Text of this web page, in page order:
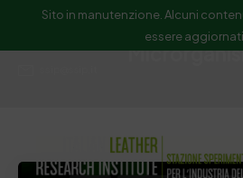
Sito in manutenzione. Alcuni
essere aggiornati.